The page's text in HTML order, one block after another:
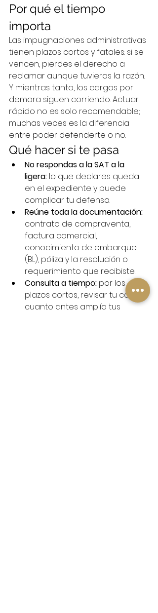
Por qué el tiempo
importa
Las impugnaciones administrativas
tienen plazos cortos y fatales: si se
vencen, pierdes el derecho a
reclamar aunque tuvieras la razón.
Y mientras tanto, los cargos por
demora siguen corriendo. Actuar
rápido no es solo recomendable;
muchas veces es la diferencia
entre poder defenderte o no.
Qué hacer si te pasa
No respondas a la SAT a la
ligera: lo que declares queda
en el expediente y puede
complicar tu defensa.
Reúne toda la documentación:
contrato de compraventa,
factura comercial,
conocimiento de embarque
(BL), póliza y la resolución o
requerimiento que recibiste.
Consulta a tiempo: por los
plazos cortos, revisar tu caso
cuanto antes amplía tus